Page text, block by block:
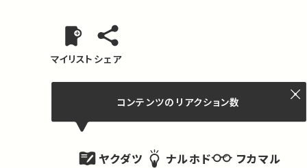
マイリスト シェア
コンテンツの リアクション数
ヤクダツ ナルホド フカマル